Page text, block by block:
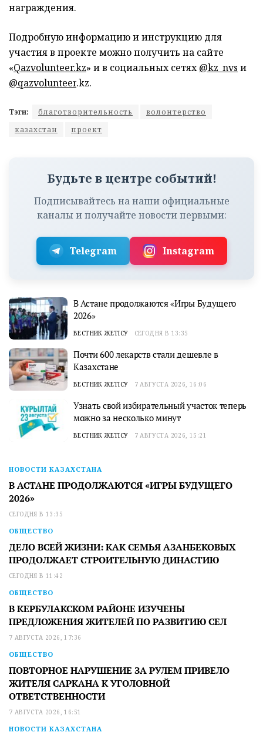
награждения.
Подробную информацию и инструкцию для
участия в проекте можно получить на сайте
«Qazvolunteer.kz» и в социальных сетях@kz_nvs и
@qazvolunteer.kz.
Тэги: благотворительность
волонтерство
казахстан
проект
Будьте в центре событий!
Подписывайтесь на наши официальные
каналы и получайте новости первыми:
Telegram Instagram
В Астане продолжаются «Игры Будущего
2026»
ВЕСТНИК ЖЕТІСУ СЕГОДНЯ В 13:35
Почти 600 лекарств стали дешевле в
Казахстане
ВЕСТНИК ЖЕТІСУ 7 АВГУСТА 2026, 16:06
Узнать свой избирательный участок теперь
можно за несколько минут
ВЕСТНИК ЖЕТІСУ 7 АВГУСТА 2026, 15:21
НОВОСТИ КАЗАХСТАНА
В АСТАНЕ ПРОДОЛЖАЮТСЯ «ИГРЫ БУДУЩЕГО
2026»
СЕГОДНЯ В 13:35
ОБЩЕСТВО
ДЕЛО ВСЕЙ ЖИЗНИ: КАК СЕМЬЯ АЗАНБЕКОВЫХ
ПРОДОЛЖАЕТ СТРОИТЕЛЬНУЮ ДИНАСТИЮ
СЕГОДНЯ В 11:42
ОБЩЕСТВО
В КЕРБУЛАКСКОМ РАЙОНЕ ИЗУЧЕНЫ
ПРЕДЛОЖЕНИЯ ЖИТЕЛЕЙ ПО РАЗВИТИЮ СЕЛ
7 АВГУСТА 2026, 17:36
ОБЩЕСТВО
ПОВТОРНОЕ НАРУШЕНИЕ ЗА РУЛЕМ ПРИВЕЛО
ЖИТЕЛЯ САРКАНА К УГОЛОВНОЙ
ОТВЕТСТВЕННОСТИ
7 АВГУСТА 2026, 16:51
НОВОСТИ КАЗАХСТАНА